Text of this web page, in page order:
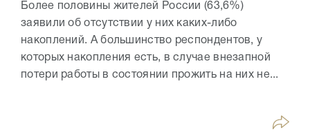
Более половины жителей России (63,6%)
заявили об отсутствии у них каких-либо
накоплений. А большинство респондентов, у
которых накопления есть, в случае внезапной
потери работы в состоянии прожить на них не...